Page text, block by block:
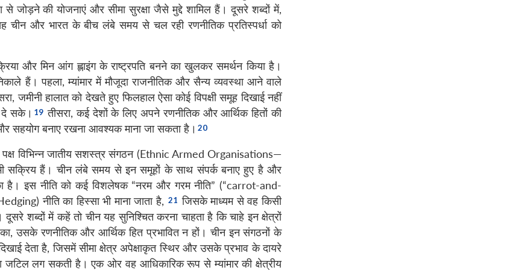
से जोड़ने की योजनाएं और सीमा सुरक्षा जैसे मुद्दे शामिल हैं। दूसरे शब्दों में,
चीन और भारत के बीच लंबे समय से चल रही रणनीतिक प्रतिस्पर्धा को
और मिन आंग ह्लाइंग के राष्ट्रपति बनने का खुलकर समर्थन किया है।
हैं। पहला, म्यांमार में मौजूदा राजनीतिक और सैन्य व्यवस्था आने वाले
जमीनी हालात को देखते हुए फिलहाल ऐसा कोई विपक्षी समूह दिखाई नहीं
दे सके।
तीसरा, कई देशों के लिए अपने रणनीतिक और आर्थिक हितों की
सहयोग बनाए रखना आवश्यक माना जा सकता है।
पक्ष विभिन्न जातीय सशस्त्र संगठन (Ethnic Armed Organisations—
सक्रिय हैं। चीन लंबे समय से इन समूहों के साथ संपर्क बनाए हुए है और
है। इस नीति को कई विशलेषक “नरम और गरम नीति” (“carrot-and-
नीति का हिस्सा भी माना जाता है,
जिसके माध्यम से वह किसी
शब्दों में कहें तो चीन यह सुनिश्चित करना चाहता है कि चाहे इन क्षेत्रों
उसके रणनीतिक और आर्थिक हित प्रभावित न हों। चीन इन संगठनों के
देता है, जिसमें सीमा क्षेत्र अपेक्षाकृत स्थिर और उसके प्रभाव के दायरे
जटिल लग सकती है। एक ओर वह आधिकारिक रूप से म्यांमार की क्षेत्रीय